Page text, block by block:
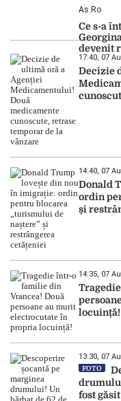
As.ro
Ce s-a
devenit
17:40, 07
Decizie
14:40, 07
Donald
ordin
și
14:35, 07
locuință!
13:30, 07
FOTO
fost